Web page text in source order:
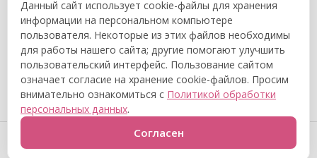
ПРАВОВАЯ ИНФОРМАЦИЯ
Политика в отношении обработки и защиты
персональных данных
Политика конфиденциальности
Договор публичной оферты
© 2015–2026 ООО «Центр реабилитации и адаптивной
Данный сайт использует cookie-файлы для хранения
информации на персональном компьютере
пользователя. Некоторые из этих файлов необходимы
для работы нашего сайта; другие помогают улучшить
пользовательский интерфейс. Пользование сайтом
означает согласие на хранение cookie-файлов. Просим
внимательно ознакомиться с Политикой обработки
персональных данных.
Согласен